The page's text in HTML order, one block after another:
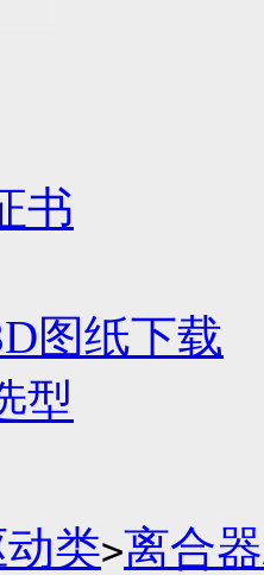
书
图纸下载
型
类>离合